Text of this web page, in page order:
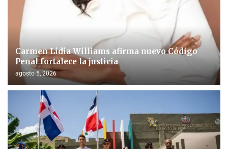
Carmen Lidia Williams afirma nuevo Código
Penal fortalece la justicia
agosto 5, 2026